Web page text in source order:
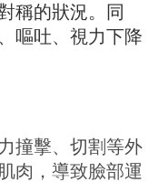
稱的狀況。同
嘔吐、視力下降
擊、切割等外
肉，導致臉部運